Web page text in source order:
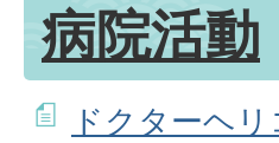
病院活動
ドクターヘ